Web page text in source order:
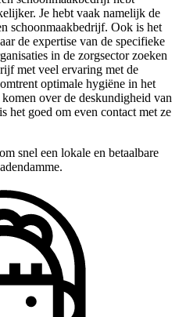
Je hebt vaak namelijk de
schoonmaakbedrijf. Ook is het
de expertise van de specifieke
in de zorgsector zoeken
met veel ervaring met de
optimale hygiëne in het
over de deskundigheid van
het goed om even contact met ze
om snel een lokale en betaalbare